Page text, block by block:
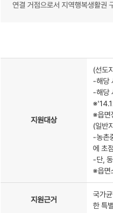
연결 거점으로서 지역행복생활권
지원대상
(선도
-해당
-해당
※읍면
(일반
-농촌
에 초
-단,
※읍면
지원근거
국가
한 특